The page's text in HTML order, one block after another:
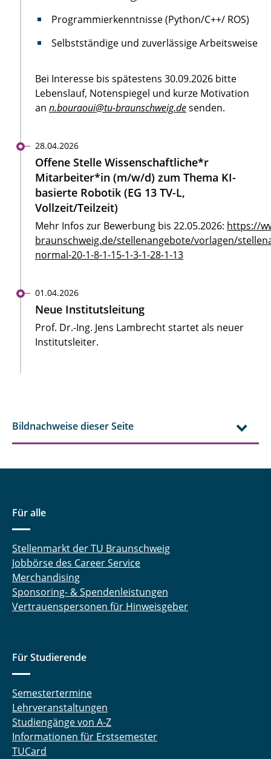
Programmierkenntnisse (Python/C++/ ROS)
Selbstständige und zuverlässige Arbeitsweise
Bei Interesse bis spätestens 30.09.2026 bitte
Lebenslauf, Notenspiegel und kurze Motivation
an n.bouraoui@tu-braunschweig.desenden.
28.04.2026
Offene Stelle Wissenschaftliche*r
Mitarbeiter*in (m/w/d) zum Thema KI-
basierte Robotik (EG 13 TV-L,
Vollzeit/Teilzeit)
Mehr Infos zur Bewerbung bis 22.05.2026: https://
braunschweig.de/stellenangebote/vorlagen/
normal-20-1-8-1-15-1-3-1-28-1-13
01.04.2026
Neue Institutsleitung
Prof. Dr.-Ing. Jens Lambrecht startet als neuer
Institutsleiter.
Bildnachweise dieser Seite
Für alle
Stellenmarkt der TU Braunschweig
Jobbörse des Career Service
Merchandising
Sponsoring- & Spendenleistungen
Vertrauenspersonen für Hinweisgeber
Für Studierende
Semestertermine
Lehrveranstaltungen
Studiengänge von A-Z
Informationen für Erstsemester
TUCard